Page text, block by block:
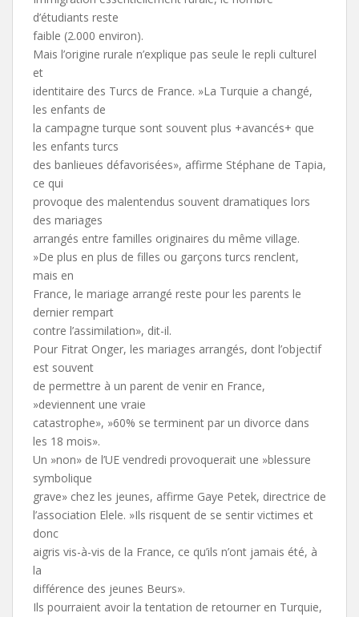
d’étudiants reste
faible (2.000 environ).
Mais l’origine rurale n’explique pas seule le repli culturel
et
identitaire des Turcs de France. »La Turquie a changé,
les enfants de
la campagne turque sont souvent plus +avancés+ que
les enfants turcs
des banlieues défavorisées», affirme Stéphane de Tapia,
ce qui
provoque des malentendus souvent dramatiques lors
des mariages
arrangés entre familles originaires du même village.
»De plus en plus de filles ou garçons turcs renclent,
mais en
France, le mariage arrangé reste pour les parents le
dernier rempart
contre l’assimilation», dit-il.
Pour Fitrat Onger, les mariages arrangés, dont l’objectif
est souvent
de permettre à un parent de venir en France,
»deviennent une vraie
catastrophe», »60% se terminent par un divorce dans
les 18 mois».
Un »non» de l’UE vendredi provoquerait une »blessure
symbolique
grave» chez les jeunes, affirme Gaye Petek, directrice de
l’association Elele. »Ils risquent de se sentir victimes et
donc
aigris vis-à-vis de la France, ce qu’ils n’ont jamais été, à
la
différence des jeunes Beurs».
Ils pourraient avoir la tentation de retourner en Turquie,